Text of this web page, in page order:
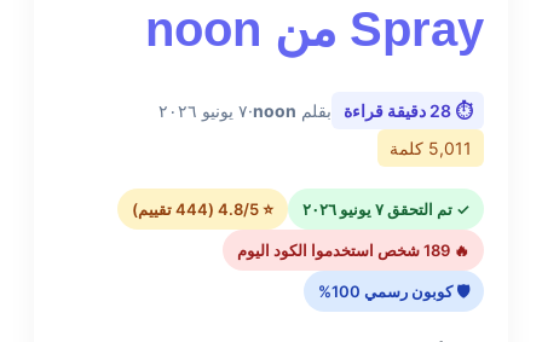
Spray من noon
⏱ 28 دقيقة قراءة بقلم noon
·٧ يونيو ٢٠٢٦
5,011 كلمة
✓ تم التحقق ٧ يونيو ٢٠٢٦ ⭐ 4.8/5 (444 تقييم)
🔥 189 شخص استخدموا الكود اليوم
🛡 كوبون رسمي 100%